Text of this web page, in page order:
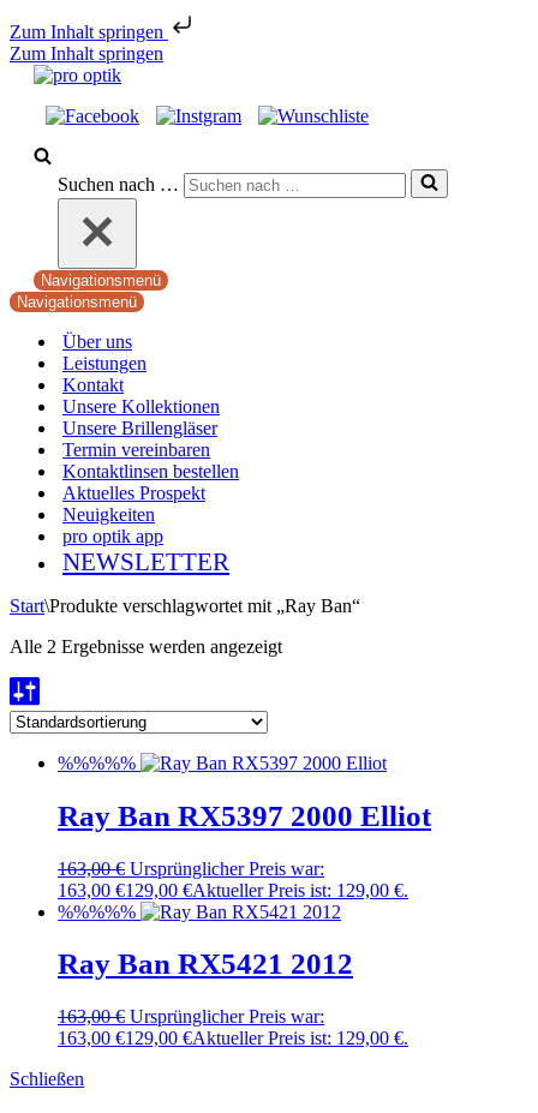
Zum Inhalt springen
Zum Inhalt springen
Suchen nach …
Navigationsmenü
Navigationsmenü
Über uns
Leistungen
Kontakt
Unsere Kollektionen
Unsere Brillengläser
Termin vereinbaren
Kontaktlinsen bestellen
Aktuelles Prospekt
Neuigkeiten
pro optik app
NEWSLETTER
Start\Produkte verschlagwortet mit „Ray Ban“
Alle 2 Ergebnisse werden angezeigt
%%%%%
Ray Ban RX5397 2000 Elliot
163,00€ Ursprünglicher Preis war:
163,00 €129,00 €Aktueller Preis ist: 129,00 €.
%%%%%
Ray Ban RX5421 2012
163,00€ Ursprünglicher Preis war:
163,00 €129,00 €Aktueller Preis ist: 129,00 €.
Schließen